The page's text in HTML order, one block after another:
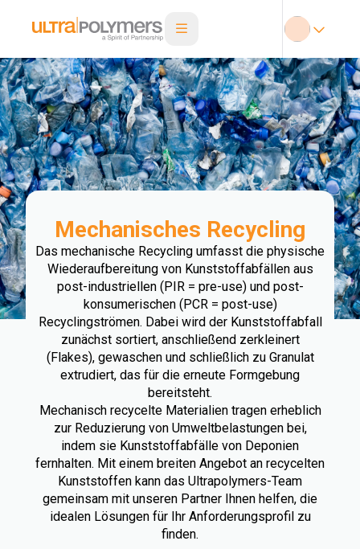
Mechanisches Recycling
Das mechanische Recycling umfasst die physische
Wiederaufbereitung von Kunststoffabfällen aus
post-industriellen (PIR = pre-use) und post-
konsumerischen (PCR = post-use)
Recyclingströmen. Dabei wird der Kunststoffabfall
zunächst sortiert, anschließend zerkleinert
(Flakes), gewaschen und schließlich zu Granulat
extrudiert, das für die erneute Formgebung
bereitsteht.
Mechanisch recycelte Materialien tragen erheblich
zur Reduzierung von Umweltbelastungen bei,
indem sie Kunststoffabfälle von Deponien
fernhalten. Mit einem breiten Angebot an recycelten
Kunststoffen kann das Ultrapolymers-Team
gemeinsam mit unseren Partner Ihnen helfen, die
idealen Lösungen für Ihr Anforderungsprofil zu
finden.